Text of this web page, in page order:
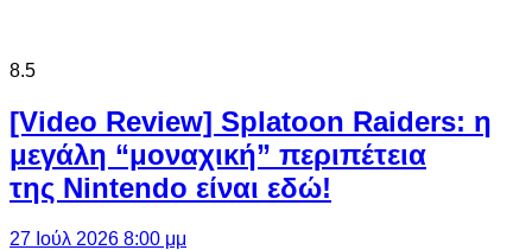
8.5
[Video Review] Splatoon Raiders: η
μεγάλη “μοναχική” περιπέτεια
της Nintendo είναι εδώ!
27 Ιούλ 2026 8:00 μμ